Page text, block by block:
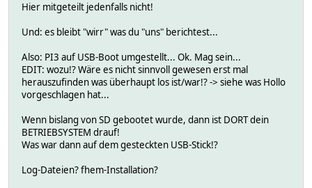
Hier mitgeteilt jedenfalls nicht!
Und: es bleibt "wirr" was du "uns" berichtest...
Also: PI3 auf USB-Boot umgestellt... Ok. Mag sein...
EDIT: wozu!? Wäre es nicht sinnvoll gewesen erst mal
herauszufinden was überhaupt los ist/war!? -> siehe was Hollo
vorgeschlagen hat...
Wenn bislang von SD gebootet wurde, dann ist DORT dein
BETRIEBSYSTEM drauf!
Was war dann auf dem gesteckten USB-Stick!?
Log-Dateien? fhem-Installation?